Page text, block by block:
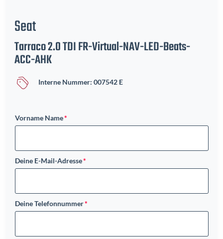
Seat
Tarraco 2.0 TDI FR-Virtual-NAV-LED-Beats-
ACC-AHK
Interne Nummer: 007542 E
Vorname Name
Deine E-Mail-Adresse
Deine Telefonnummer